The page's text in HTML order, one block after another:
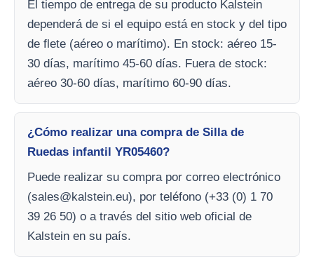
El tiempo de entrega de su producto Kalstein
dependerá de si el equipo está en stock y del tipo
de flete (aéreo o marítimo). En stock: aéreo 15-
30 días, marítimo 45-60 días. Fuera de stock:
aéreo 30-60 días, marítimo 60-90 días.
¿Cómo realizar una compra de Silla de
Ruedas infantil YR05460?
Puede realizar su compra por correo electrónico
(sales@kalstein.eu), por teléfono (+33 (0) 1 70
39 26 50) o a través del sitio web oficial de
Kalstein en su país.